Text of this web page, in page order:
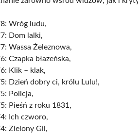
Wróg ludu,
Dom lalki,
Wassa Żeleznowa,
Czapka błazeńska,
Klik – klak,
Dzień dobry ci, królu Lulu!,
Policja,
Pieśń z roku 1831,
Ich czworo,
Zielony Gil,